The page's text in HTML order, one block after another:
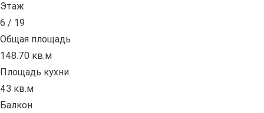
Этаж
6 / 19
Общая площадь
148.70 кв.м
Площадь кухни
43 кв.м
Балкон